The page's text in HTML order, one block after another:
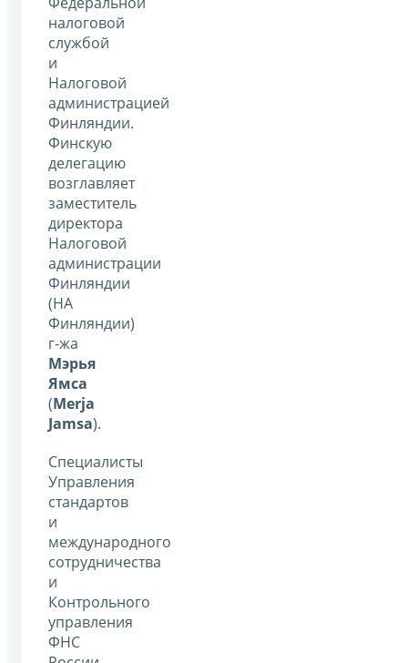
налоговой
службой
и
Налоговой
администрацией
Финляндии.
Финскую
делегацию
возглавляет
заместитель
директора
Налоговой
администрации
Финляндии
(НА
Финляндии)
г-жа
Мэрья
Ямса
(Merja
Jamsa).
Специалисты
Управления
стандартов
и
международного
сотрудничества
и
Контрольного
управления
ФНС